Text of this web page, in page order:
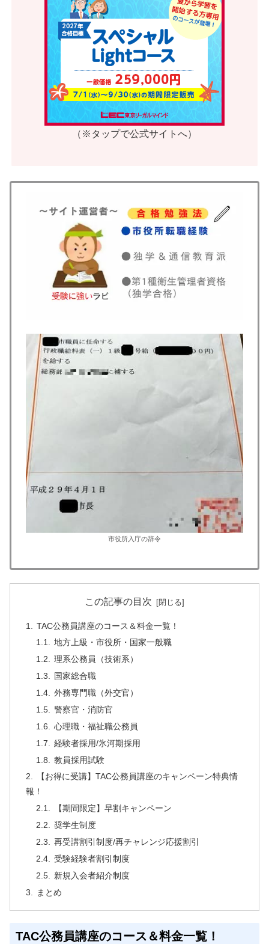
（※タップで公式サイトへ）
市役所入庁の辞令
この記事の目次
TAC公務員講座のコース＆料金一覧！
地方上級・市役所・国家一般職
理系公務員（技術系）
国家総合職
外務専門職（外交官）
警察官・消防官
心理職・福祉職公務員
経験者採用/氷河期採用
教員採用試験
【お得に受講】TAC公務員講座のキャンペーン特典情
報！
【期間限定】早割キャンペーン
奨学生制度
再受講割引制度/再チャレンジ応援割引
受験経験者割引制度
新規入会者紹介制度
まとめ
TAC公務員講座のコース＆料金一覧！